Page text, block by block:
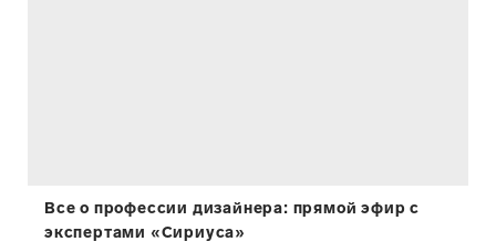
Все о профессии дизайнера: прямой эфир с
экспертами «Сириуса»